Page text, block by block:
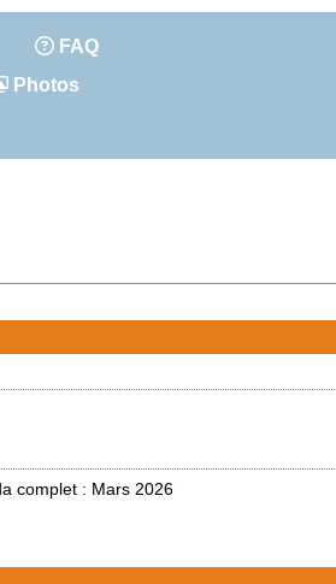
FAQ
Photos
complet : Mars 2026